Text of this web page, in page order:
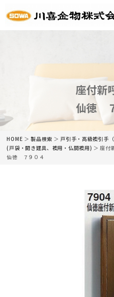
座付新
仙徳
会社情報
商品情報
カタログ
HOME ＞製品検索 ＞ 戸引手・高級襖引手（
(戸袋・開き建具、襖用・仏間襖用) ＞ 座付
仙徳 ７９０４